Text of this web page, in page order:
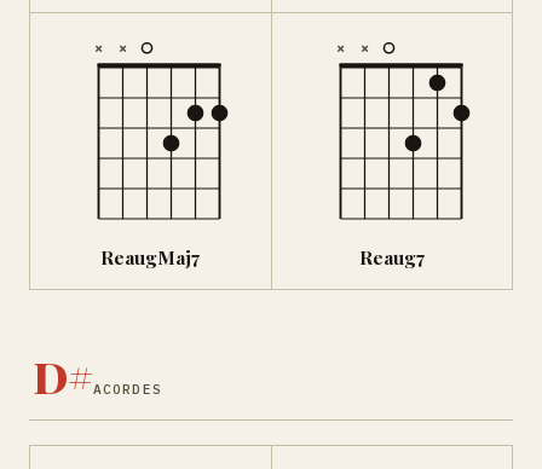
× ×
ReaugMaj7
× ×
Reaug7
D#ACORDES